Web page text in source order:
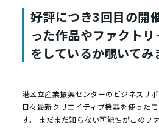
好評につき3回目の開
った作品やファクト
をしているか覗いてみ
港区立産業振興センターのビジネスサポ
日々最新クリエイティブ機器を使った
す。 まだまだ知らない可能性がこのフ